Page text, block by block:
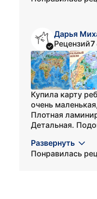
Дарья
Рецензий7
Купила карту
очень
Плотная
Детальная.
Развернуть
Понравилась